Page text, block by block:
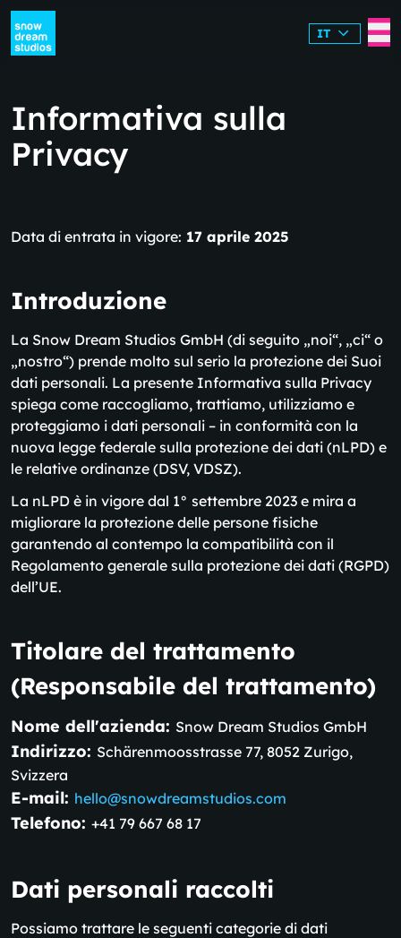
IT
Informativa sulla
Privacy
Data di entrata in vigore: 17 aprile 2025
Introduzione
La Snow Dream Studios GmbH (di seguito „noi“, „ci“ o
„nostro“) prende molto sul serio la protezione dei Suoi
dati personali. La presente Informativa sulla Privacy
spiega come raccogliamo, trattiamo, utilizziamo e
proteggiamo i dati personali – in conformità con la
nuova legge federale sulla protezione dei dati (nLPD) e
le relative ordinanze (DSV, VDSZ).
La nLPD è in vigore dal 1° settembre 2023 e mira a
migliorare la protezione delle persone fisiche
garantendo al contempo la compatibilità con il
Regolamento generale sulla protezione dei dati (RGPD)
dell’UE.
Titolare del trattamento
(Responsabile del trattamento)
Nome dell'azienda: Snow Dream Studios GmbH
Indirizzo: Schärenmoosstrasse 77, 8052 Zurigo,
Svizzera
E-mail: hello@snowdreamstudios.com
Telefono: +41 79 667 68 17
Dati personali raccolti
Possiamo trattare le seguenti categorie di dati